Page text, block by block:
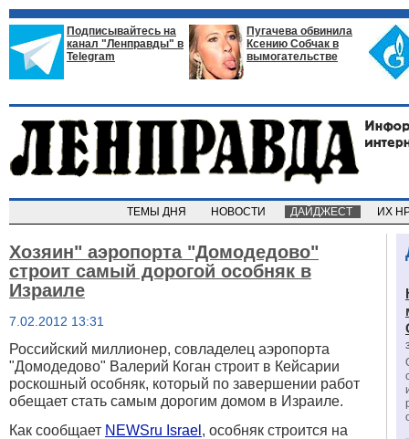
Подписывайтесь на
канал "Ленправды" в
Telegram
Пугачева обвинила
Ксению Собчак в
вымогательстве
ТЕМЫ ДНЯ НОВОСТИ ДАЙДЖЕСТ ИХ
Хозяин" аэропорта "Домодедово"
строит самый дорогой особняк в
Израиле
7.02.2012 13:31
Российский миллионер, совладелец аэропорта
"Домодедово" Валерий Коган строит в Кейсарии
роскошный особняк, который по завершении работ
обещает стать самым дорогим домом в Израиле.
Как сообщает NEWSru Israel , особняк строится на